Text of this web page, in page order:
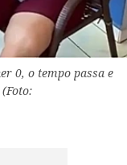
0, o tempo passa e